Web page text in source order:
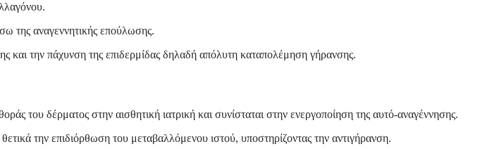
της αναγεννητικής επούλωσης.
και την πάχυνση της επιδερμίδας δηλαδή απόλυτη καταπολέμηση γήρανσης.
του δέρματος στην αισθητική ιατρική και συνίσταται στην ενεργοποίηση της αυτό-αναγέννησης.
την επιδιόρθωση του μεταβαλλόμενου ιστού, υποστηρίζοντας την αντιγήρανση.